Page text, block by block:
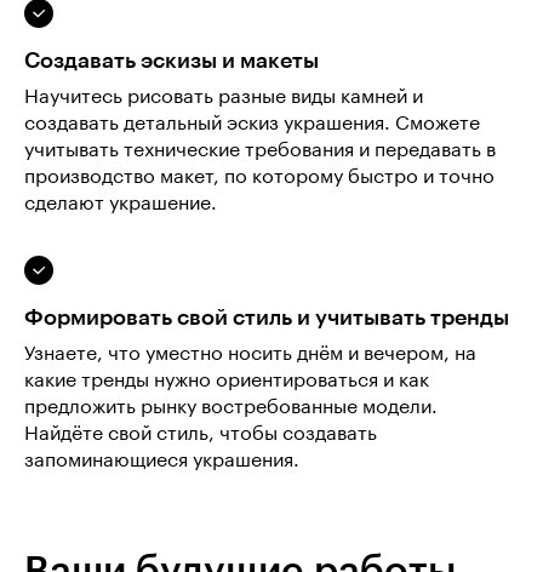
Создавать эскизы и макеты
Научитесь рисовать разные виды камней и
создавать детальный эскиз украшения. Сможете
учитывать технические требования и передавать в
производство макет, по которому быстро и точно
сделают украшение.
Формировать свой стиль и учитывать тренды
Узнаете, что уместно носить днём и вечером, на
какие тренды нужно ориентироваться и как
предложить рынку востребованные модели.
Найдёте свой стиль, чтобы создавать
запоминающиеся украшения.